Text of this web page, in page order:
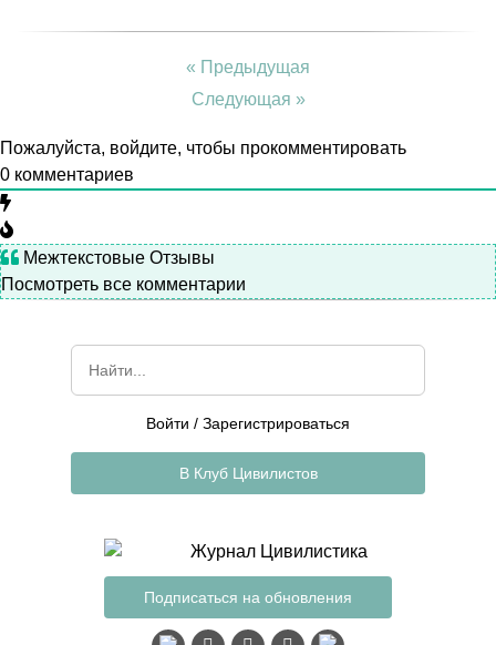
« Предыдущая
Следующая »
Пожалуйста, войдите, чтобы прокомментировать
0 комментариев
Межтекстовые Отзывы
Посмотреть все комментарии
Подписаться на обновления
Войти / Зарегистрироваться
В Клуб Цивилистов